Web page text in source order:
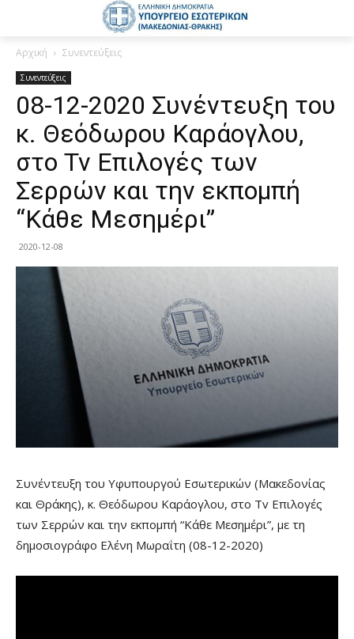
Αρχική Συνεντεύξεις
Συνεντεύξεις
08-12-2020 Συνέντευξη του
κ. Θεόδωρου Καράογλου,
στο Tv Επιλογές των
Σερρών και την εκπομπή
“Κάθε Μεσημέρι”
2020-12-08
Συνέντευξη του Υφυπουργού Εσωτερικών (Μακεδονίας
και Θράκης), κ. Θεόδωρου Καράογλου, στο Tv Επιλογές
των Σερρών και την εκπομπή “Κάθε Μεσημέρι”, με τη
δημοσιογράφο Ελένη Μωραΐτη (08-12-2020)